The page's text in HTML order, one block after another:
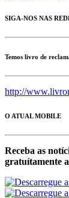
SIGA-NOS NAS
Temos livro de
http://
O ATUAL MOBILE
Receba as
gratuítamente